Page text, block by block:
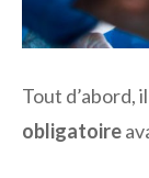
Tout d’abord,
obligatoire